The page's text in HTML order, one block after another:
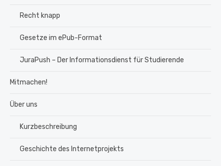
Recht knapp
Gesetze im ePub-Format
JuraPush – Der Informationsdienst für Studierende
Mitmachen!
Über uns
Kurzbeschreibung
Geschichte des Internetprojekts